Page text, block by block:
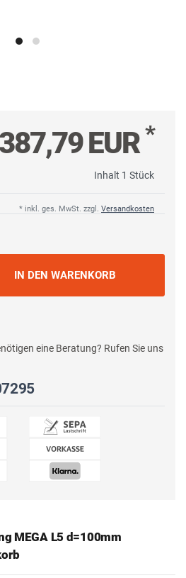
387,79 EUR*
Inhalt 1 Stück
* inkl. ges. MwSt. zzgl. Versandkosten
IN DEN WARENKORB
eine Beratung? Rufen Sie uns
MEGA L5 d=100mm